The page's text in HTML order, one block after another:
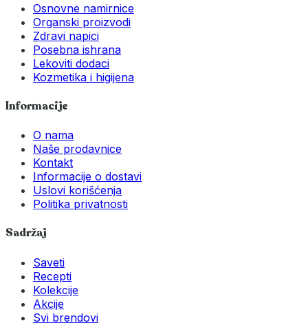
Osnovne namirnice
Organski proizvodi
Zdravi napici
Posebna ishrana
Lekoviti dodaci
Kozmetika i higijena
Informacije
O nama
Naše prodavnice
Kontakt
Informacije o dostavi
Uslovi korišćenja
Politika privatnosti
Sadržaj
Saveti
Recepti
Kolekcije
Akcije
Svi brendovi